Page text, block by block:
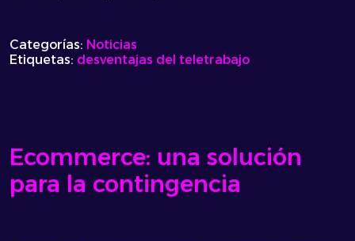
Categorías: Noticias
Etiquetas: desventajas del teletrabajo
Ecommerce: una solución
para la contingencia